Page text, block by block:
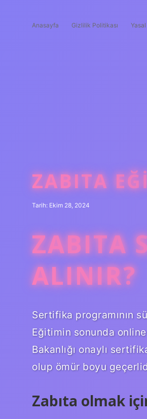
Anasayfa Gizlilik Politikası Yasal
ZABITA
Tarih: Ekim 28, 2024
ZABITA
ALINIR?
Sertifika programının
Eğitimin sonunda online
Bakanlığı onaylı
olup ömür boyu
Zabıta olmak